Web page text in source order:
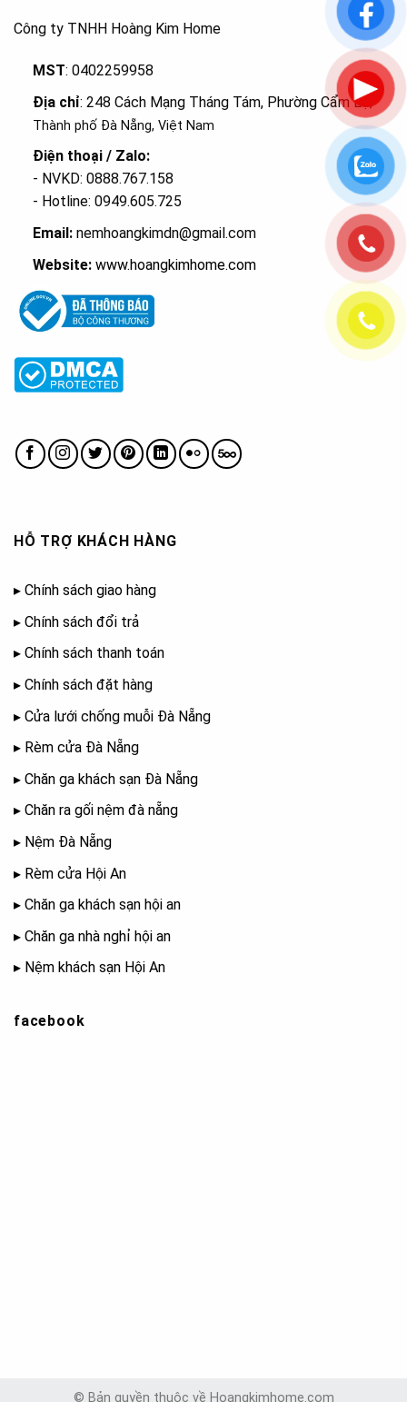
Công ty TNHH Hoàng Kim Home
MST: 0402259958
Địa chỉ: 248 Cách Mạng Tháng Tám, Phường Cẩm Lệ ,
Thành phố Đà Nẵng, Việt Nam
Điện thoại / Zalo:
- NVKD: 0888.767.158
- Hotline: 0949.605.725
Email:nemhoangkimdn@gmail.com
Website: www.hoangkimhome.com
HỖ TRỢ KHÁCH HÀNG
▸ Chính sách giao hàng
▸ Chính sách đổi trả
▸ Chính sách thanh toán
▸ Chính sách đặt hàng
▸ Cửa lưới chống muỗi Đà Nẵng
▸ Rèm cửa Đà Nẵng
▸ Chăn ga khách sạn Đà Nẵng
▸ Chăn ra gối nệm đà nẵng
▸ Nệm Đà Nẵng
▸ Rèm cửa Hội An
▸ Chăn ga khách sạn hội an
▸ Chăn ga nhà nghỉ hội an
▸ Nệm khách sạn Hội An
facebook
© Bản quyền thuộc về Hoangkimhome.com